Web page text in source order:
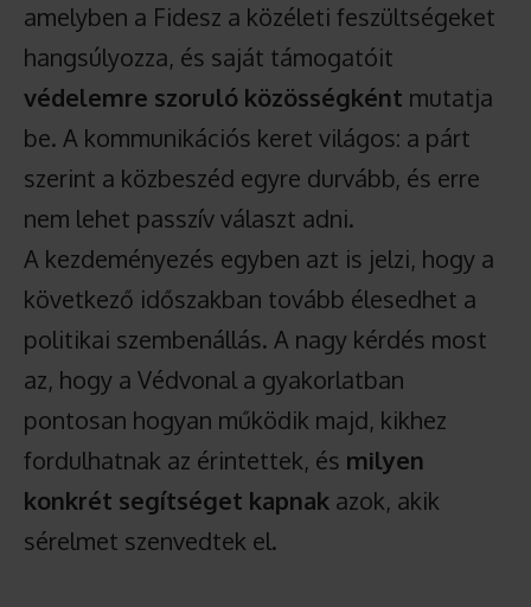
amelyben a Fidesz a közéleti feszültségeket
hangsúlyozza, és saját támogatóit
védelemre szoruló közösségként mutatja
be. A kommunikációs keret világos: a párt
szerint a közbeszéd egyre durvább, és erre
nem lehet passzív választ adni.
A kezdeményezés egyben azt is jelzi, hogy a
következő időszakban tovább élesedhet a
politikai szembenállás. A nagy kérdés most
az, hogy a Védvonal a gyakorlatban
pontosan hogyan működik majd, kikhez
fordulhatnak az érintettek, és milyen
konkrét segítséget kapnak azok, akik
sérelmet szenvedtek el.